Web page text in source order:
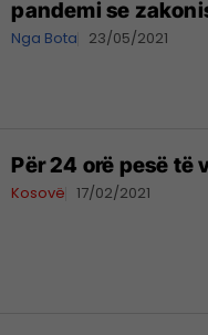
pandemi se
Nga Bota 23/05/2021
Për 24 orë pesë të
Kosovë 17/02/2021